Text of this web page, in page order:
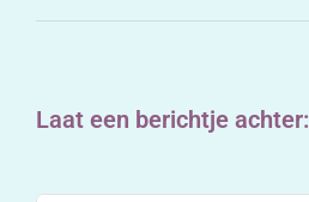
Laat een berichtje achter: